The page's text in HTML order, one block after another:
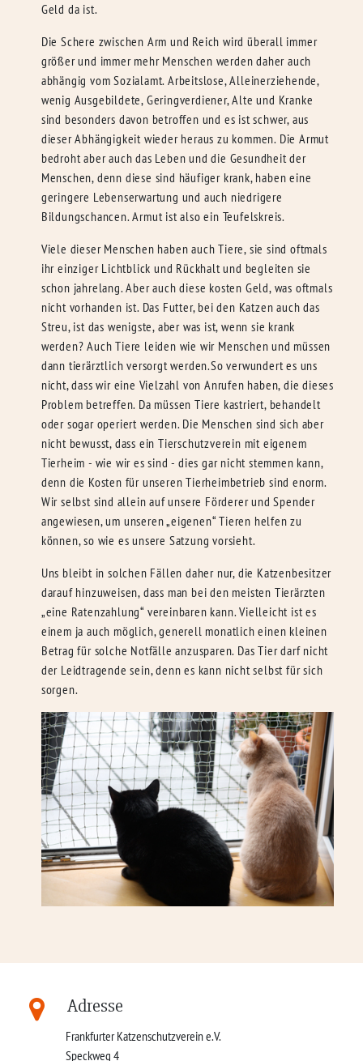
Geld da ist.
Die Schere zwischen Arm und Reich wird überall immer
größer und immer mehr Menschen werden daher auch
abhängig vom Sozialamt. Arbeitslose, Alleinerziehende,
wenig Ausgebildete, Geringverdiener, Alte und Kranke
sind besonders davon betroffen und es ist schwer, aus
dieser Abhängigkeit wieder heraus zu kommen. Die Armut
bedroht aber auch das Leben und die Gesundheit der
Menschen, denn diese sind häufiger krank, haben eine
geringere Lebenserwartung und auch niedrigere
Bildungschancen. Armut ist also ein Teufelskreis.
Viele dieser Menschen haben auch Tiere, sie sind oftmals
ihr einziger Lichtblick und Rückhalt und begleiten sie
schon jahrelang. Aber auch diese kosten Geld, was oftmals
nicht vorhanden ist. Das Futter, bei den Katzen auch das
Streu, ist das wenigste, aber was ist, wenn sie krank
werden? Auch Tiere leiden wie wir Menschen und müssen
dann tierärztlich versorgt werden.So verwundert es uns
nicht, dass wir eine Vielzahl von Anrufen haben, die dieses
Problem betreffen. Da müssen Tiere kastriert, behandelt
oder sogar operiert werden. Die Menschen sind sich aber
nicht bewusst, dass ein Tierschutzverein mit eigenem
Tierheim - wie wir es sind - dies gar nicht stemmen kann,
denn die Kosten für unseren Tierheimbetrieb sind enorm.
Wir selbst sind allein auf unsere Förderer und Spender
angewiesen, um unseren „eigenen“ Tieren helfen zu
können, so wie es unsere Satzung vorsieht.
Uns bleibt in solchen Fällen daher nur, die Katzenbesitzer
darauf hinzuweisen, dass man bei den meisten Tierärzten
„eine Ratenzahlung“ vereinbaren kann. Vielleicht ist es
einem ja auch möglich, generell monatlich einen kleinen
Betrag für solche Notfälle anzusparen. Das Tier darf nicht
der Leidtragende sein, denn es kann nicht selbst für sich
sorgen.
Adresse
Frankfurter Katzenschutzverein e.V.
Speckweg 4